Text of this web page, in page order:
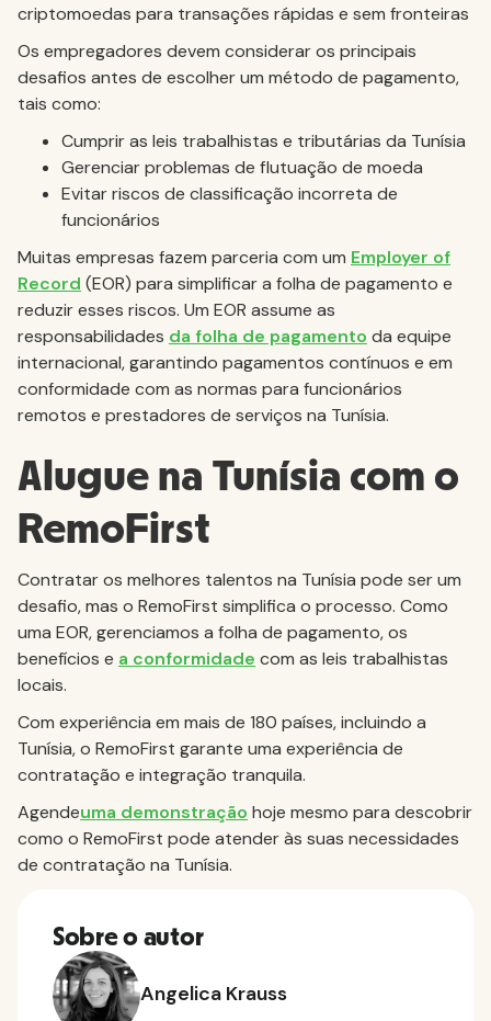
criptomoedas para transações rápidas e sem fronteiras
Os empregadores devem considerar os principais
desafios antes de escolher um método de pagamento,
tais como:
Cumprir as leis trabalhistas e tributárias da Tunísia
Gerenciar problemas de flutuação de moeda
Evitar riscos de classificação incorreta de
funcionários
Muitas empresas fazem parceria com um Employer of
Record (EOR) para simplificar a folha de pagamento e
reduzir esses riscos. Um EOR assume as
responsabilidades da folha de pagamento da equipe
internacional, garantindo pagamentos contínuos e em
conformidade com as normas para funcionários
remotos e prestadores de serviços na Tunísia.
Alugue na Tunísia com o
RemoFirst
Contratar os melhores talentos na Tunísia pode ser um
desafio, mas o RemoFirst simplifica o processo. Como
uma EOR, gerenciamos a folha de pagamento, os
benefícios e a conformidade com as leis trabalhistas
locais.
Com experiência em mais de 180 países, incluindo a
Tunísia, o RemoFirst garante uma experiência de
contratação e integração tranquila.
Agendeuma demonstração hoje mesmo para descobrir
como o RemoFirst pode atender às suas necessidades
de contratação na Tunísia.
Sobre o autor
Angelica Krauss